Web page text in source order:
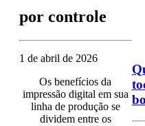
por controle
1 de abril de 2026
Os benefícios da
impressão digital em sua
linha de produção se
dividem entre os